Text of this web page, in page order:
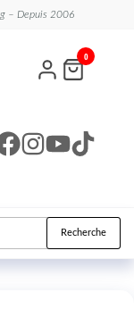
– Depuis 2006
0
Recherche